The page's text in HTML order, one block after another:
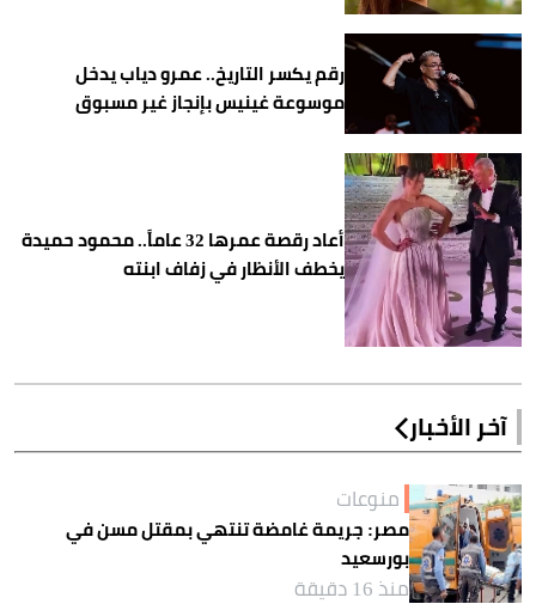
رقم يكسر التاريخ.. عمرو دياب يدخل
موسوعة غينيس بإنجاز غير مسبوق
أعاد رقصة عمرها 32 عاماً.. محمود حميدة
يخطف الأنظار في زفاف ابنته
آخر الأخبار
منوعات
مصر: جريمة غامضة تنتهي بمقتل مسن في
بورسعيد
منذ 16 دقيقة